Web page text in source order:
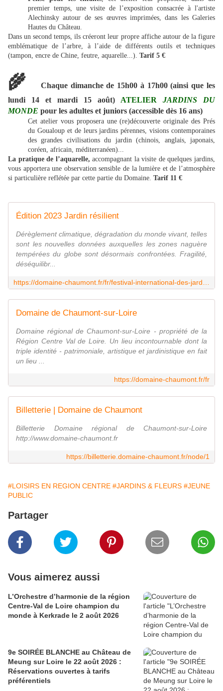
premier temps, une visite de l’exposition consacrée à l'artiste
Alechinsky autour de ses œuvres imprimées, dans les Galeries
Hautes du Château.
Dans un second temps, ils créeront leur propre affiche autour de la figure
emblématique de l’arbre, à l’aide de différents outils et techniques
(tampon, encre de Chine, feutre, aquarelle...). Tarif 5 €
🌾
Chaque dimanche de 15h00 à 17h00 (ainsi que les
lundi 14 et mardi 15 août) ATELIER JARDINS DU
MONDE pour les adultes et juniors (accessible dès 16 ans)
Cet atelier vous proposera une (re)découverte originale des Prés
du Goualoup et de leurs jardins pérennes, visions contemporaines
des grandes civilisations du jardin (chinois, anglais, japonais,
coréen, africain, méditerranéen)...
La pratique de l’aquarelle,accompagnant la visite de quelques jardins,
vous apportera une observation sensible de la lumière et de l’atmosphère
si particulière reflétée par cette partie du Domaine. Tarif 11 €
Édition 2023 Jardin résilient
Dérèglement climatique, dégradation du monde vivant, telles
sont les nouvelles données auxquelles les zones naguère
tempérées du globe sont désormais confrontées. Fragilité,
déséquilibr...
Domaine de Chaumont-sur-Loire
Domaine régional de Chaumont-sur-Loire - propriété de la
Région Centre Val de Loire. Un lieu incontournable dont la
triple identité - patrimoniale, artistique et jardinistique en fait
un lieu ...
https://domaine-chaumont.fr/fr
Billetterie | Domaine de Chaumont
Billetterie Domaine régional de Chaumont-sur-Loire
http://www.domaine-chaumont.fr
https://billetterie.domaine-chaumont.fr/node/1
#LOISIRS EN REGION CENTRE #JARDINS & FLEURS #JEUNE
PUBLIC
Partager
Vous aimerez aussi
L’Orchestre d’harmonie de la région
Centre-Val de Loire champion du
monde à Kerkrade le 2 août 2026
9e SOIRÉE BLANCHE au Château de
Meung sur Loire le 22 août 2026 :
Réservations ouvertes à tarifs
préférentiels